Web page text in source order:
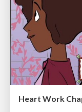
Heart Work